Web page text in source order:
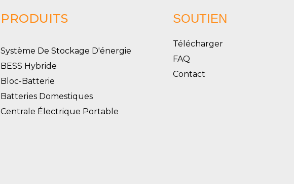
PRODUITS
Système De Stockage D'énergie
BESS Hybride
Bloc-Batterie
Batteries Domestiques
Centrale Électrique Portable
SOUTIEN
Télécharger
FAQ
Contact